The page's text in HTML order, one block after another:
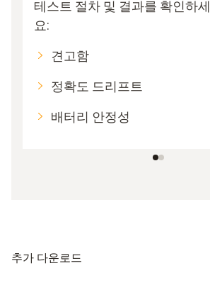
테스트 절차 및 결과를 확인하세
요:
견고함
정확도 드리프트
배터리 안정성
추가 다운로드